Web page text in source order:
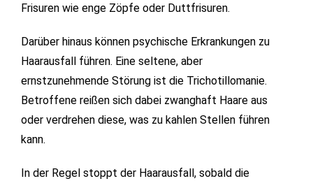
Frisuren wie enge Zöpfe oder Duttfrisuren.
Darüber hinaus können psychische Erkrankungen zu
Haarausfall führen. Eine seltene, aber
ernstzunehmende Störung ist die Trichotillomanie.
Betroffene reißen sich dabei zwanghaft Haare aus
oder verdrehen diese, was zu kahlen Stellen führen
kann.
In der Regel stoppt der Haarausfall, sobald die